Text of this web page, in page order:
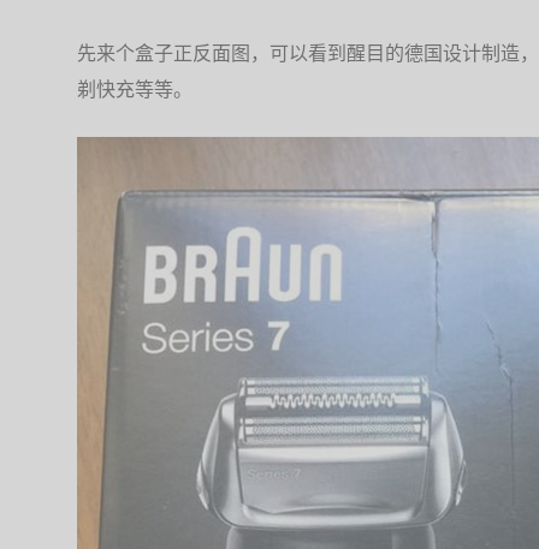
先来个盒子正反面图，可以看到醒目的德国设计制造
剃快充等等。